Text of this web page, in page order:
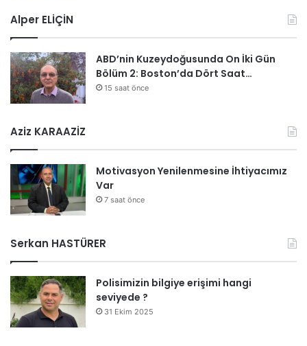
Alper ELİÇİN
ABD’nin Kuzeydoğusunda On İki Gün
Bölüm 2: Boston’da Dört Saat…
15 saat önce
Aziz KARAAZİZ
Motivasyon Yenilenmesine İhtiyacımız
Var
7 saat önce
Serkan HASTÜRER
Polisimizin bilgiye erişimi hangi
seviyede ?
31 Ekim 2025